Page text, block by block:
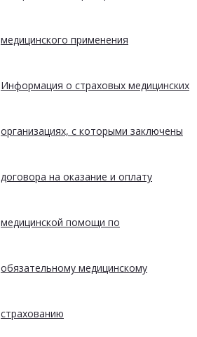
медицинского применения
Информация о страховых медицинских
организациях, с которыми заключены
договора на оказание и оплату
медицинской помощи по
обязательному медицинскому
страхованию